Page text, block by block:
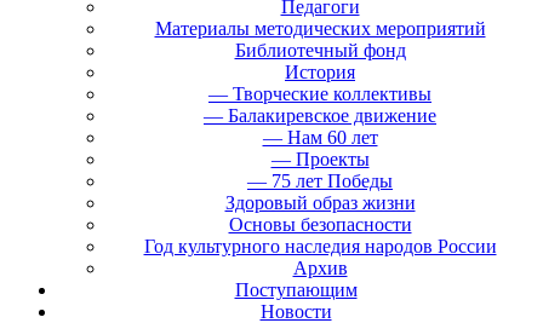
Педагоги
Материалы методических мероприятий
Библиотечный фонд
История
— Творческие коллективы
— Балакиревское движение
— Нам 60 лет
— Проекты
— 75 лет Победы
Здоровый образ жизни
Основы безопасности
Год культурного наследия народов России
Архив
Поступающим
Новости